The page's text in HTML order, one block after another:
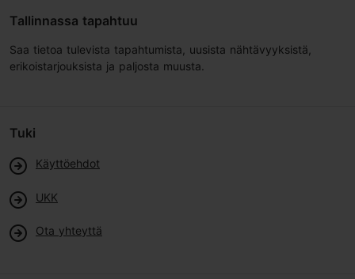
Tallinnassa tapahtuu
Saa tietoa tulevista tapahtumista, uusista nähtävyyksistä,
erikoistarjouksista ja paljosta muusta.
Tuki
Käyttöehdot
UKK
Ota yhteyttä